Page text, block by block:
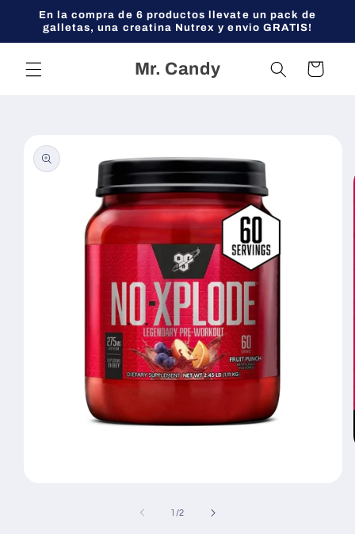
directamente
al contenido
En la compra de 6 productos llevate un pack de
galletas, una creatina Nutrex y envio GRATIS!
Mr. Candy Carrito
información
1 /de
2